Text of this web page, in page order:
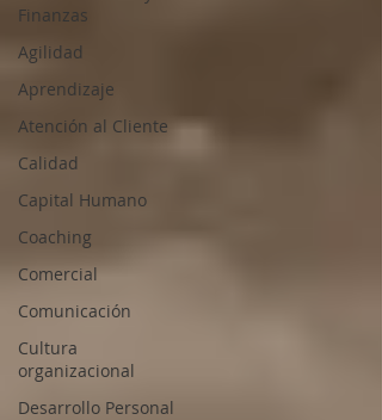
Finanzas
Agilidad
Aprendizaje
Atención al Cliente
Calidad
Capital Humano
Coaching
Comercial
Comunicación
Cultura
organizacional
Desarrollo Personal